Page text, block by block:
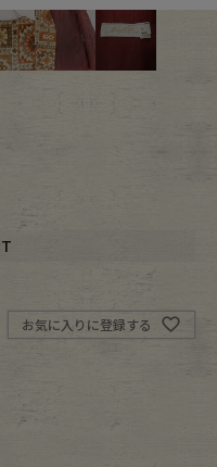
Outer
Fafatt
ーから探す
Kidswear
から探す
お気に入りに登録する